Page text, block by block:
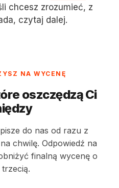
chcesz zrozumieć, z
czytaj dalej.
NA WYCENĘ
oszczędzą Ci
do nas od razu z
chwilę. Odpowiedź na
finalną wycenę o
trzecią.